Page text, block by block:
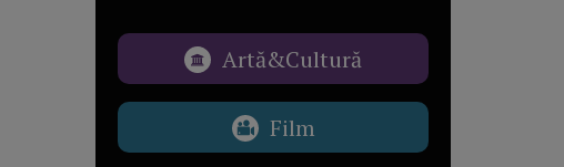
Artă&Cultură
Film